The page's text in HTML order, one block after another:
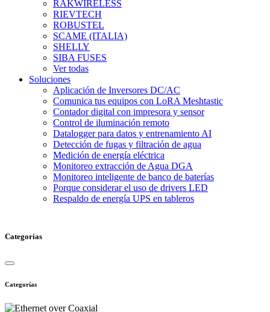
RAKWIRELESS
RIEVTECH
ROBUSTEL
SCAME (ITALIA)
SHELLY
SIBA FUSES
Ver todas
Soluciones
Aplicación de Inversores DC/AC
Comunica tus equipos con LoRA Meshtastic
Contador digital con impresora y sensor
Control de iluminación remoto
Datalogger para datos y entrenamiento AI
Detección de fugas y filtración de agua
Medición de energía eléctrica
Monitoreo extracción de Agua DGA
Monitoreo inteligente de banco de baterías
Porque considerar el uso de drivers LED
Respaldo de energía UPS en tableros
Categorías
Categorías